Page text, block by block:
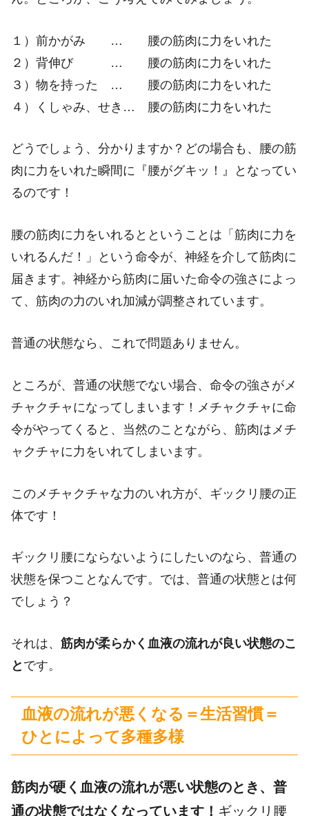
１）前かがみ … 腰の筋肉に力をいれた
２）背伸び … 腰の筋肉に力をいれた
３）物を持った … 腰の筋肉に力をいれた
４）くしゃみ、せき… 腰の筋肉に力をいれた
どうでしょう、分かりますか？どの場合も、腰の筋
肉に力をいれた瞬間に『腰がグキッ！』となってい
るのです！
腰の筋肉に力をいれるとということは「筋肉に力を
いれるんだ！」という命令が、神経を介して筋肉に
届きます。神経から筋肉に届いた命令の強さによっ
て、筋肉の力のいれ加減が調整されています。
普通の状態なら、これで問題ありません。
ところが、普通の状態でない場合、命令の強さがメ
チャクチャになってしまいます！メチャクチャに命
令がやってくると、当然のことながら、筋肉はメチ
ャクチャに力をいれてしまいます。
このメチャクチャな力のいれ方が、ギックリ腰の正
体です！
ギックリ腰にならないようにしたいのなら、普通の
状態を保つことなんです。では、普通の状態とは何
でしょう？
それは、 筋肉が柔らかく血液の流れが良い状態のこ
と です。
血液の流れが悪くなる＝生活習慣＝
ひとによって多種多様
筋肉が硬く血液の流れが悪い状態のとき、普
通の状態ではなくなっています！ ギックリ腰